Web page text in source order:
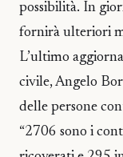
possibilità. In
fornirà ulteriori
L’ultimo
civile, Angelo
delle persone
“2706 sono i